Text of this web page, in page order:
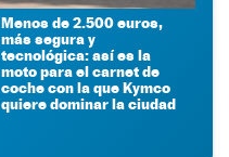
Menos de 2.500 euros,
más segura y
tecnológica: así es la
moto para el carnet de
coche con la que Kymco
quiere dominar la ciudad